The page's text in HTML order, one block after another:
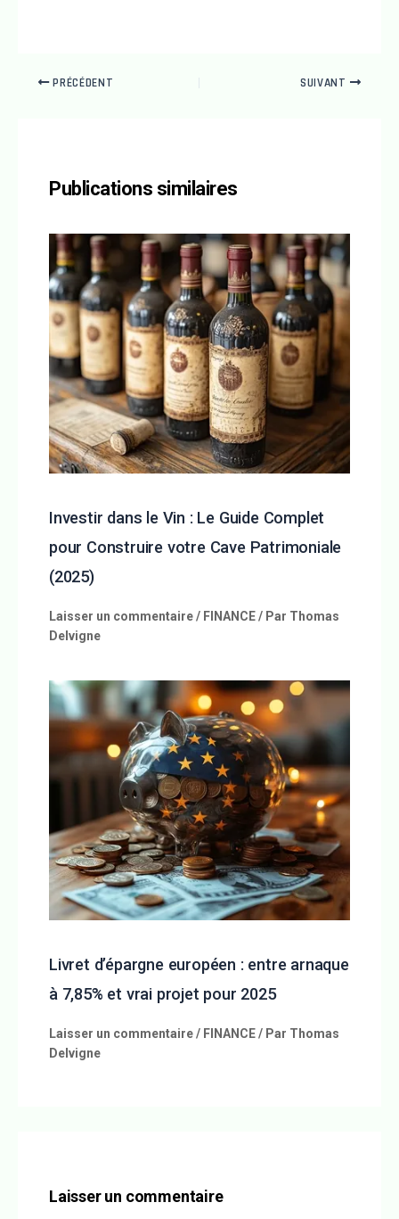
PRÉCÉDENT SUIVANT
Publications similaires
Investir dans le Vin : Le Guide Complet
pour Construire votre Cave Patrimoniale
(2025)
Laisser un commentaire/ FINANCE/ Par Thomas
Delvigne
Livret d’épargne européen : entre arnaque
à 7,85% et vrai projet pour 2025
Laisser un commentaire/ FINANCE/ Par Thomas
Delvigne
Laisser un commentaire